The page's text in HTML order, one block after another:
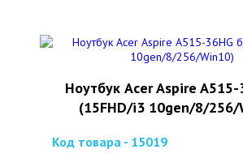
Ноутбук Acer Aspire
(15FHD/i3 10gen/8/256/
Код товара - 15019